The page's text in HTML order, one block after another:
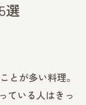
選
とが多い料理。
ている人はきっ